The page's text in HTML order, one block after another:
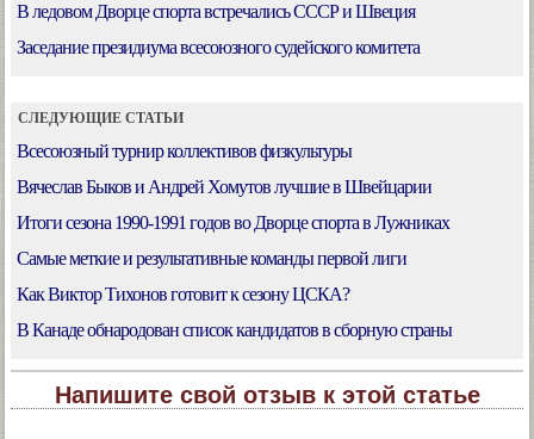
В ледовом Дворце спорта встречались СССР и Швеция
Заседание президиума всесоюзного судейского комитета
СЛЕДУЮЩИЕ СТАТЬИ
Всесоюзный турнир коллективов физкультуры
Вячеслав Быков и Андрей Хомутов лучшие в Швейцарии
Итоги сезона 1990-1991 годов во Дворце спорта в Лужниках
Самые меткие и результативные команды первой лиги
Как Виктор Тихонов готовит к сезону ЦСКА?
В Канаде обнародован список кандидатов в сборную страны
Напишите свой отзыв к этой статье